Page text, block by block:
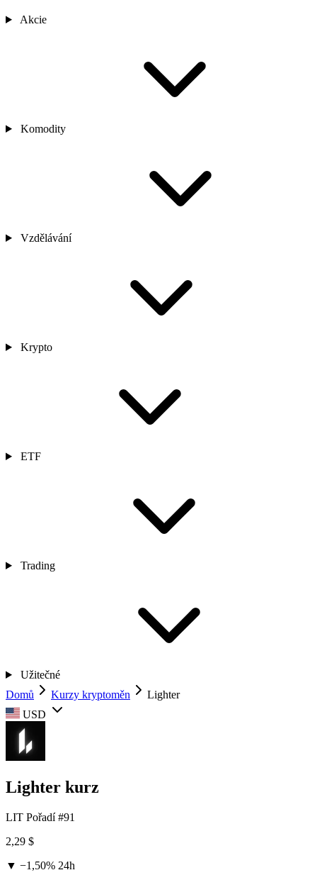
Akcie
Komodity
Vzdělávání
Krypto
ETF
Trading
Užitečné
Domů
Kurzy kryptoměn
Lighter
USD
Lighter kurz
LIT Pořadí #91
2,29 $
▼ −1,50% 24h